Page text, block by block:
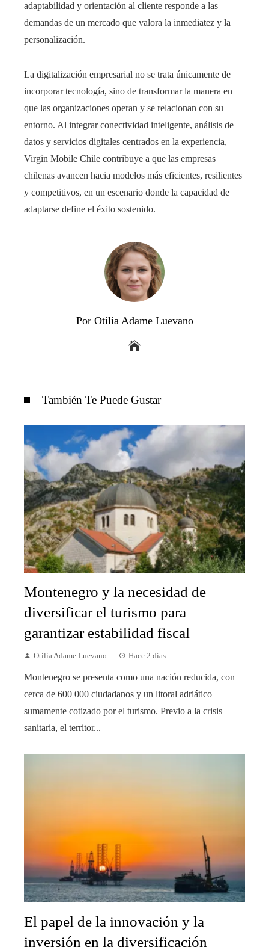
adaptabilidad y orientación al cliente responde a las
demandas de un mercado que valora la inmediatez y la
personalización.
La digitalización empresarial no se trata únicamente de
incorporar tecnología, sino de transformar la manera en
que las organizaciones operan y se relacionan con su
entorno. Al integrar conectividad inteligente, análisis de
datos y servicios digitales centrados en la experiencia,
Virgin Mobile Chile contribuye a que las empresas
chilenas avancen hacia modelos más eficientes, resilientes
y competitivos, en un escenario donde la capacidad de
adaptarse define el éxito sostenido.
Por Otilia Adame Luevano
También Te Puede Gustar
Montenegro y la necesidad de
diversificar el turismo para
garantizar estabilidad fiscal
Otilia Adame Luevano Hace 2 días
Montenegro se presenta como una nación reducida, con
cerca de 600 000 ciudadanos y un litoral adriático
sumamente cotizado por el turismo. Previo a la crisis
sanitaria, el territor...
El papel de la innovación y la
inversión en la diversificación